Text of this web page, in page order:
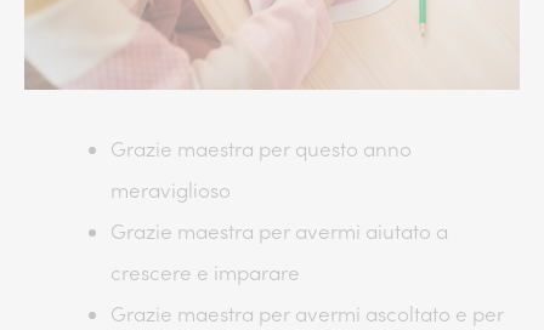
Grazie maestra per questo anno
meraviglioso
Grazie maestra per avermi aiutato a
crescere e imparare
Grazie maestra per avermi ascoltato e per